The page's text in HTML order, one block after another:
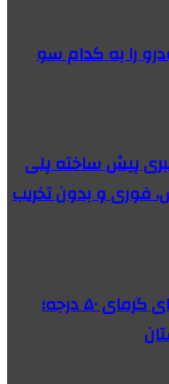
را به کدام سو
پیش ساخته پلی
فوری و بدون تخریب
هشدار قرمز هواشناسی برای گرمای ۵۰ درجه؛